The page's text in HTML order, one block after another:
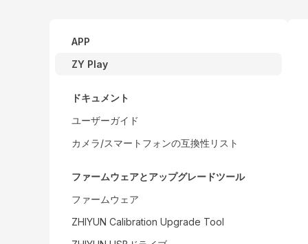
APP
ZY Play
ドキュメント
ユーザーガイド
カメラ/スマートフォンの互換性リスト
ファームウェアとアップグレードツール
ファームウェア
ZHIYUN Calibration Upgrade Tool